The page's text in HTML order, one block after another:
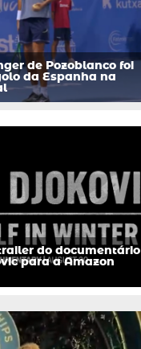
de Pozoblanco foi
da Espanha na
do documentário
para a Amazon